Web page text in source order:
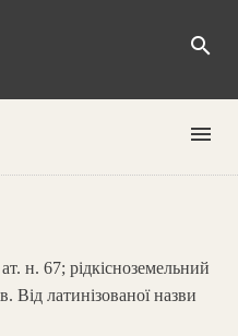
search
menu
н. 67; рідкісноземельний
Від латинізованої назви